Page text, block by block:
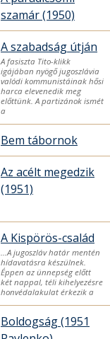
szamár (1950)
A szabadság útján
A fasiszta Tito-klikk
igájában nyögő jugoszlávia
valódi kommunistáinak hősi
harca elevenedik meg
előttünk. A partizánok ismét
a
Bem tábornok
Az acélt megedzik
(1951)
A Kispörös-család
…A jugoszláv határ mentén
hídavatásra készülnek.
Éppen az ünnepség előtt
két nappal, téli kihelyezésre
honvédalakulat érkezik a
Boldogság (1951